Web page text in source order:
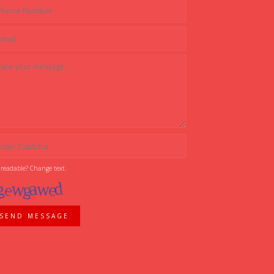
Change text.
SEND MESSAGE